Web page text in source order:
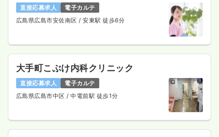
直接応募求人
電子カルテ
広島県広島市安佐南区 / 安東駅 徒歩6分
大手町こぶけ内科クリニック
直接応募求人
電子カルテ
広島県広島市中区 / 中電前駅 徒歩1分